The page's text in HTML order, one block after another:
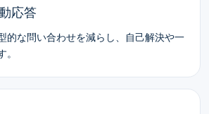
応答
的な問い合わせを減らし、自己解決や一